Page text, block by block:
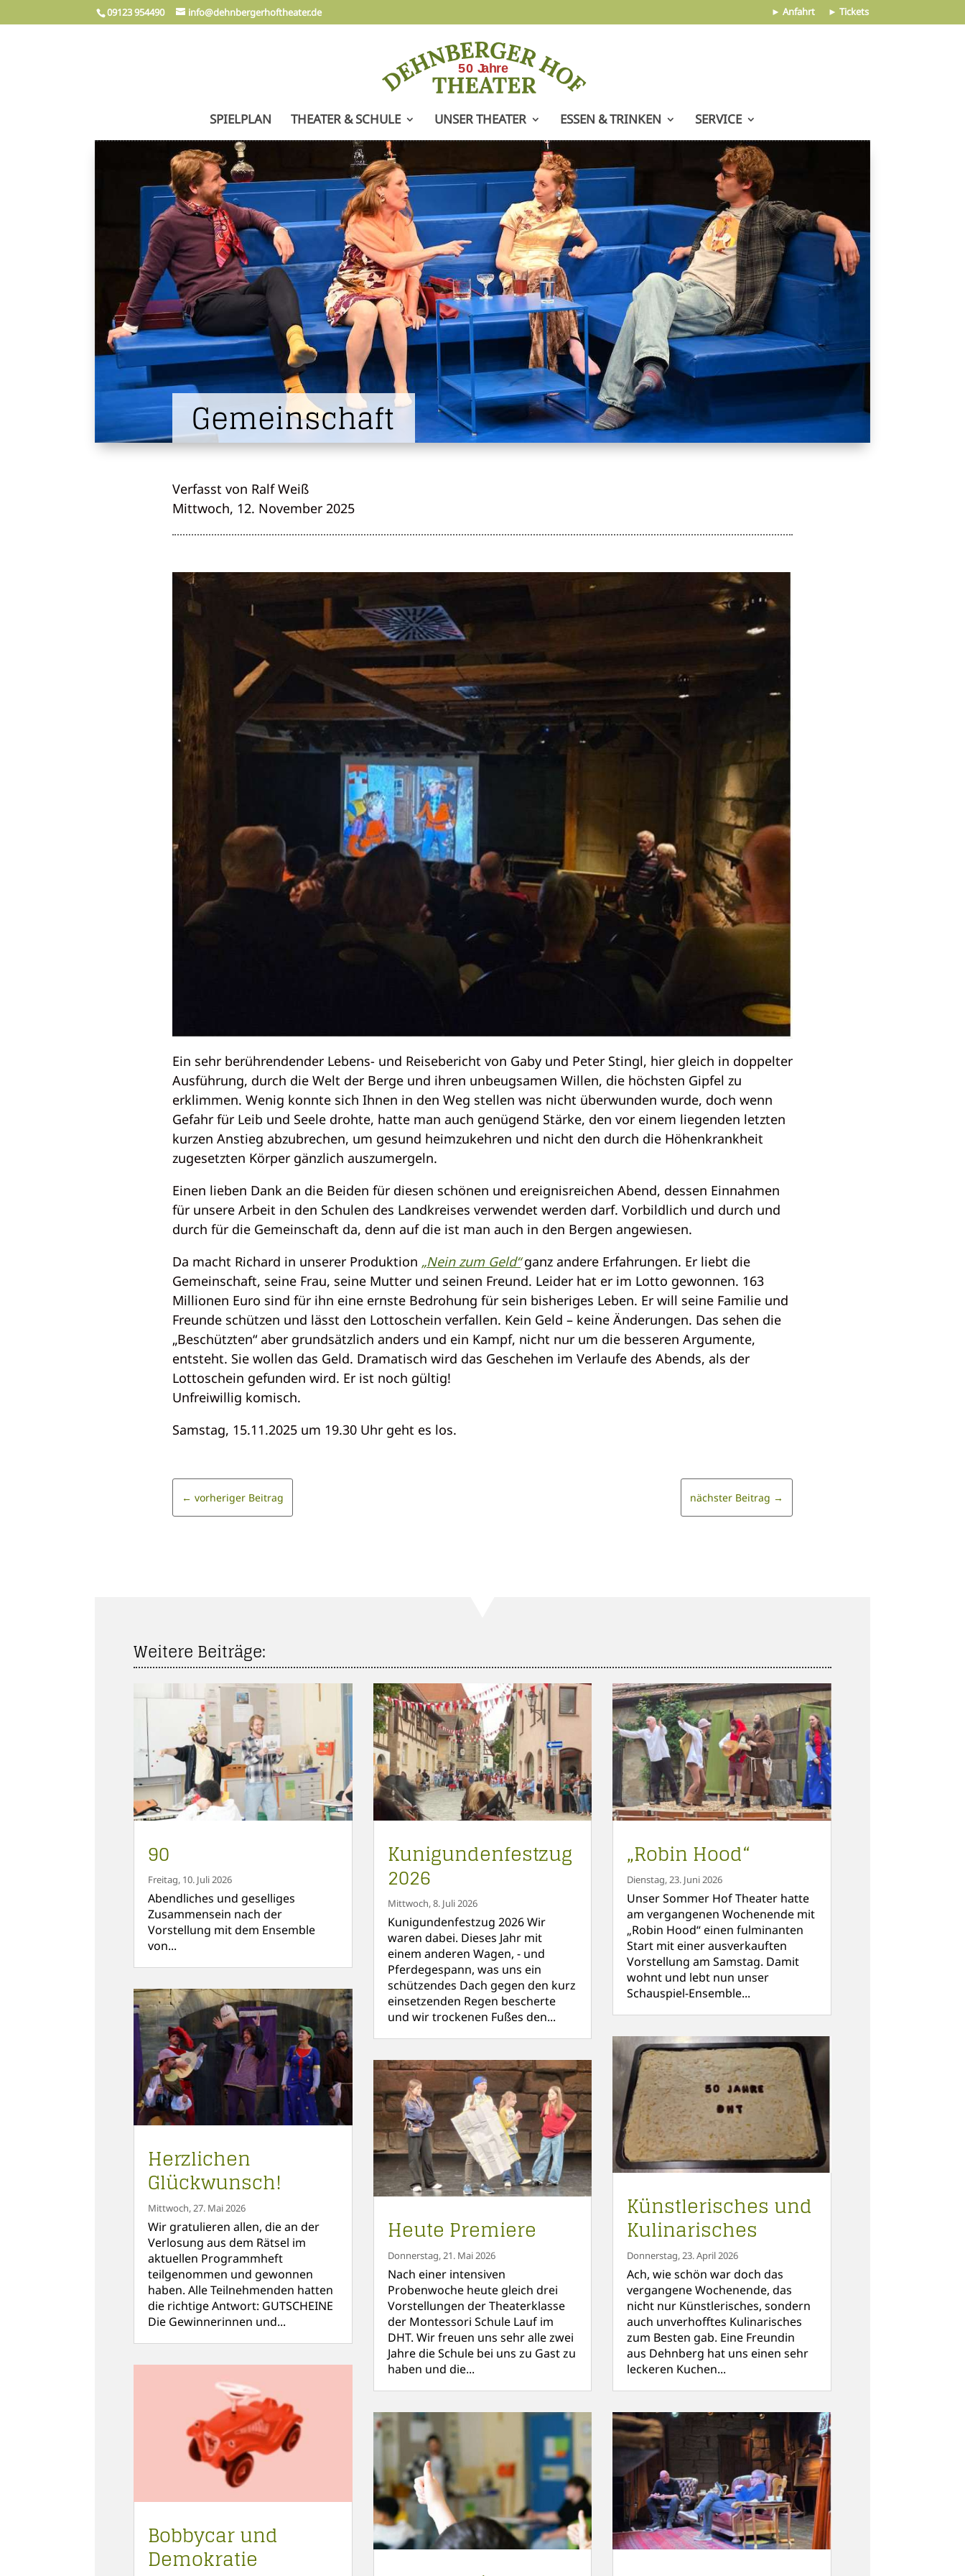
09123 954490 info@dehnbergerhoftheater.de ► Anfahrt ► Tickets
SPIELPLAN THEATER & SCHULE UNSER THEATER ESSEN & TRINKEN SERVICE
Gemeinschaft
Verfasst von Ralf Weiß
Mittwoch, 12. November 2025
Ein sehr berührendender Lebens- und Reisebericht von Gaby und Peter Stingl, hier gleich in doppelter
Ausführung, durch die Welt der Berge und ihren unbeugsamen Willen, die höchsten Gipfel zu
erklimmen. Wenig konnte sich Ihnen in den Weg stellen was nicht überwunden wurde, doch wenn
Gefahr für Leib und Seele drohte, hatte man auch genügend Stärke, den vor einem liegenden letzten
kurzen Anstieg abzubrechen, um gesund heimzukehren und nicht den durch die Höhenkrankheit
zugesetzten Körper gänzlich auszumergeln.
Einen lieben Dank an die Beiden für diesen schönen und ereignisreichen Abend, dessen Einnahmen
für unsere Arbeit in den Schulen des Landkreises verwendet werden darf. Vorbildlich und durch und
durch für die Gemeinschaft da, denn auf die ist man auch in den Bergen angewiesen.
Da macht Richard in unserer Produktion „Nein zum Geld“ganz andere Erfahrungen. Er liebt die
Gemeinschaft, seine Frau, seine Mutter und seinen Freund. Leider hat er im Lotto gewonnen. 163
Millionen Euro sind für ihn eine ernste Bedrohung für sein bisheriges Leben. Er will seine Familie und
Freunde schützen und lässt den Lottoschein verfallen. Kein Geld – keine Änderungen. Das sehen die
„Beschützten“ aber grundsätzlich anders und ein Kampf, nicht nur um die besseren Argumente,
entsteht. Sie wollen das Geld. Dramatisch wird das Geschehen im Verlaufe des Abends, als der
Lottoschein gefunden wird. Er ist noch gültig!
Unfreiwillig komisch.
Samstag, 15.11.2025 um 19.30 Uhr geht es los.
← vorheriger Beitrag nächster Beitrag →
Weitere Beiträge:
90
Freitag, 10. Juli 2026
Abendliches und geselliges
Zusammensein nach der
Vorstellung mit dem Ensemble
von...
Herzlichen
Glückwunsch!
Mittwoch, 27. Mai 2026
Wir gratulieren allen, die an der
Verlosung aus dem Rätsel im
aktuellen Programmheft
teilgenommen und gewonnen
haben. Alle Teilnehmenden hatten
die richtige Antwort: GUTSCHEINE
Die Gewinnerinnen und...
Bobbycar und
Demokratie
Kunigundenfestzug
2026
Mittwoch, 8. Juli 2026
Kunigundenfestzug 2026 Wir
waren dabei. Dieses Jahr mit
einem anderen Wagen, - und
Pferdegespann, was uns ein
schützendes Dach gegen den kurz
einsetzenden Regen bescherte
und wir trockenen Fußes den...
Heute Premiere
Donnerstag, 21. Mai 2026
Nach einer intensiven
Probenwoche heute gleich drei
Vorstellungen der Theaterklasse
der Montessori Schule Lauf im
DHT. Wir freuen uns sehr alle zwei
Jahre die Schule bei uns zu Gast zu
haben und die...
„Robin Hood“
Dienstag, 23. Juni 2026
Unser Sommer Hof Theater hatte
am vergangenen Wochenende mit
„Robin Hood“ einen fulminanten
Start mit einer ausverkauften
Vorstellung am Samstag. Damit
wohnt und lebt nun unser
Schauspiel-Ensemble...
Künstlerisches und
Kulinarisches
Donnerstag, 23. April 2026
Ach, wie schön war doch das
vergangene Wochenende, das
nicht nur Künstlerisches, sondern
auch unverhofftes Kulinarisches
zum Besten gab. Eine Freundin
aus Dehnberg hat uns einen sehr
leckeren Kuchen...